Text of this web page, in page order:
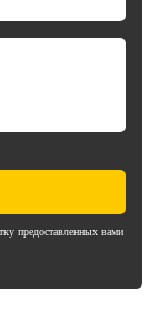
предоставленных вами